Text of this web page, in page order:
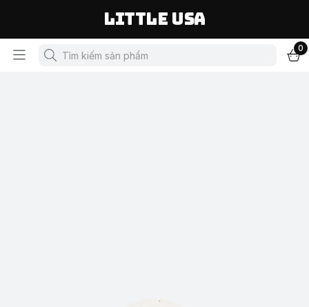
LITTLE USA
0